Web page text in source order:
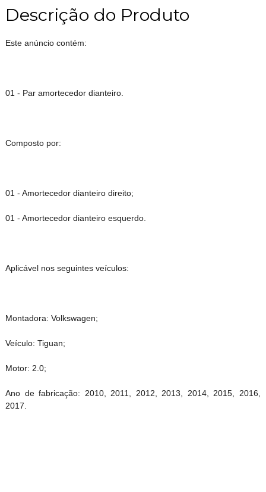
Descrição do Produto
Este anúncio contém:
01 - Par amortecedor dianteiro.
Composto por:
01 - Amortecedor dianteiro direito;
01 - Amortecedor dianteiro esquerdo.
Aplicável nos seguintes veículos:
Montadora: Volkswagen;
Veículo: Tiguan;
Motor: 2.0;
Ano de fabricação: 2010, 2011, 2012, 2013, 2014, 2015, 2016,
2017.